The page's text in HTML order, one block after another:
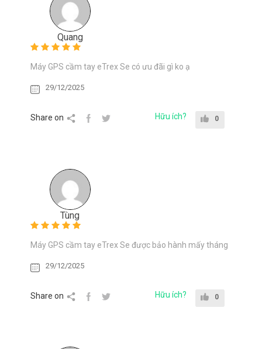
Quang
Máy GPS cầm tay eTrex Se có ưu đãi gì ko ạ
29/12/2025
Share on Hữu ích? 0
Tùng
Máy GPS cầm tay eTrex Se được bảo hành mấy tháng
29/12/2025
Share on Hữu ích? 0